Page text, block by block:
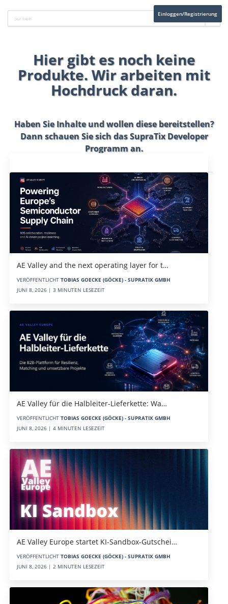
Einloggen/Registrierung
Hier gibt es noch keine
Produkte. Wir arbeiten mit
Hochdruck daran.
Haben Sie Inhalte und wollen diese bereitstellen?
Dann schauen Sie sich dasSupraTix Developer
Programman.
AE Valley and the next operating layer for t…
VERÖFFENTLICHT TOBIAS GOECKE (GÖCKE) - SUPRATIX GMBH
JUNI 8, 2026 | 3 MINUTEN LESEZEIT
AE Valley für die Halbleiter-Lieferkette: Wa…
VERÖFFENTLICHT TOBIAS GOECKE (GÖCKE) - SUPRATIX GMBH
JUNI 8, 2026 | 4 MINUTEN LESEZEIT
AE Valley Europe startet KI-Sandbox-Gutschei…
VERÖFFENTLICHT TOBIAS GOECKE (GÖCKE) - SUPRATIX GMBH
JUNI 8, 2026 | 2 MINUTEN LESEZEIT